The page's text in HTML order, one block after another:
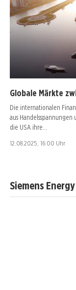
Globale Märkte
Die internationalen
aus
die USA ihre…
12.08.2025, 16:00 Uhr
Siemens